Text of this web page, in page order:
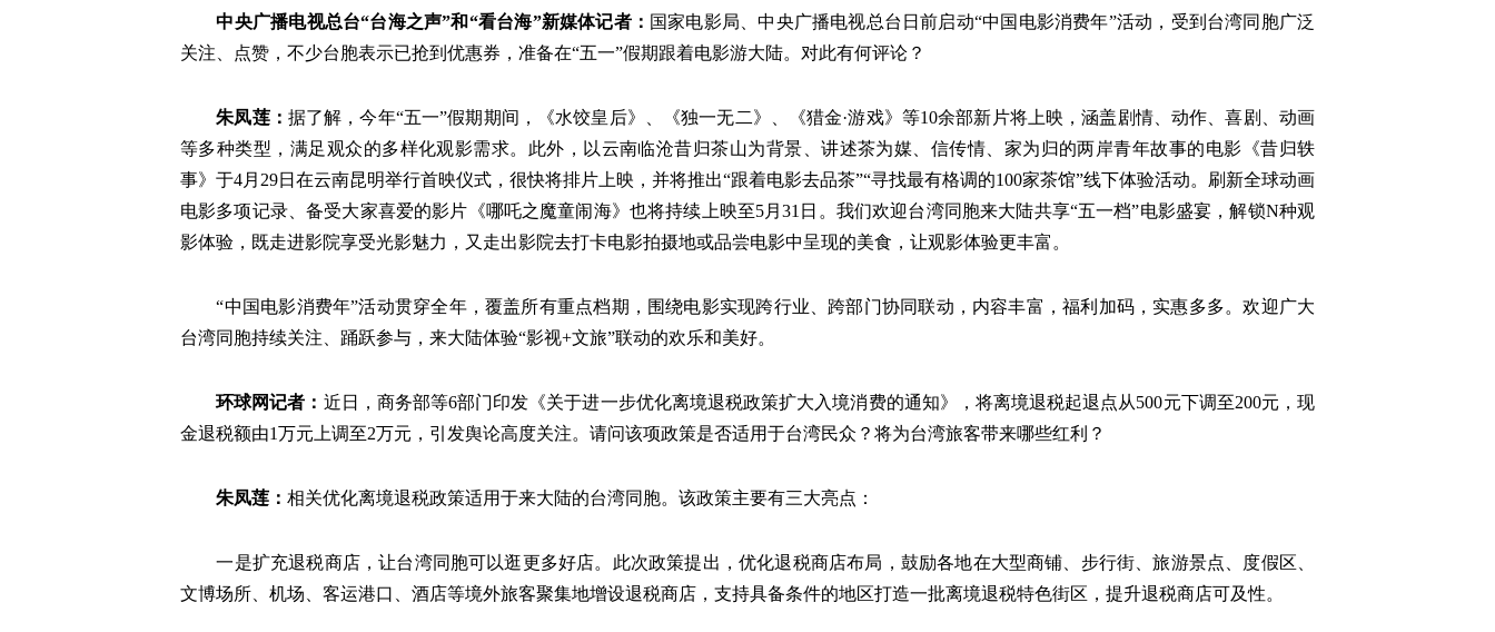
中央广播电视总台“台海之声”和“看台海”新媒体记者： 国家电影局、中央广播电视总台日前启动“中国电影消费年”活动，受到台湾同胞广泛
关注、点赞，不少台胞表示已抢到优惠券，准备在“五一”假期跟着电影游大陆。对此有何评论？
朱凤莲： 据了解，今年“五一”假期期间，《水饺皇后》、《独一无二》、《猎金·游戏》等10余部新片将上映，涵盖剧情、动作、喜剧、动画
等多种类型，满足观众的多样化观影需求。此外，以云南临沧昔归茶山为背景、讲述茶为媒、信传情、家为归的两岸青年故事的电影《昔归轶
事》于4月29日在云南昆明举行首映仪式，很快将排片上映，并将推出“跟着电影去品茶”“寻找最有格调的100家茶馆”线下体验活动。刷新全球动画
电影多项记录、备受大家喜爱的影片《哪吒之魔童闹海》也将持续上映至5月31日。我们欢迎台湾同胞来大陆共享“五一档”电影盛宴，解锁N种观
影体验，既走进影院享受光影魅力，又走出影院去打卡电影拍摄地或品尝电影中呈现的美食，让观影体验更丰富。
“中国电影消费年”活动贯穿全年，覆盖所有重点档期，围绕电影实现跨行业、跨部门协同联动，内容丰富，福利加码，实惠多多。欢迎广大
台湾同胞持续关注、踊跃参与，来大陆体验“影视+文旅”联动的欢乐和美好。
环球网记者： 近日，商务部等6部门印发《关于进一步优化离境退税政策扩大入境消费的通知》，将离境退税起退点从500元下调至200元，现
金退税额由1万元上调至2万元，引发舆论高度关注。请问该项政策是否适用于台湾民众？将为台湾旅客带来哪些红利？
朱凤莲： 相关优化离境退税政策适用于来大陆的台湾同胞。该政策主要有三大亮点：
一是扩充退税商店，让台湾同胞可以逛更多好店。此次政策提出，优化退税商店布局，鼓励各地在大型商铺、步行街、旅游景点、度假区、
文博场所、机场、客运港口、酒店等境外旅客聚集地增设退税商店，支持具备条件的地区打造一批离境退税特色街区，提升退税商店可及性。